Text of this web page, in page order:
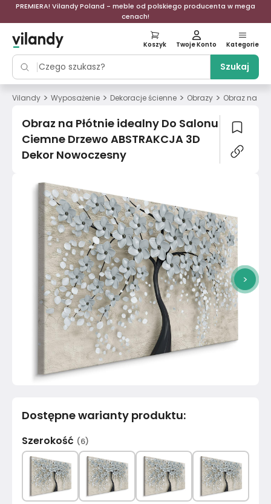
PREMIERA! Vilandy Poland - meble od polskiego producenta w mega
cenach!
Szukaj
Koszyk Twoje Konto Kategorie
Vilandy > Wyposażenie > Dekoracje ścienne > Obrazy > Obraz na
Obraz na Płótnie idealny Do Salonu
Ciemne Drzewo ABSTRAKCJA 3D
Dekor Nowoczesny
>
Dostępne warianty produktu:
Szerokość (6)